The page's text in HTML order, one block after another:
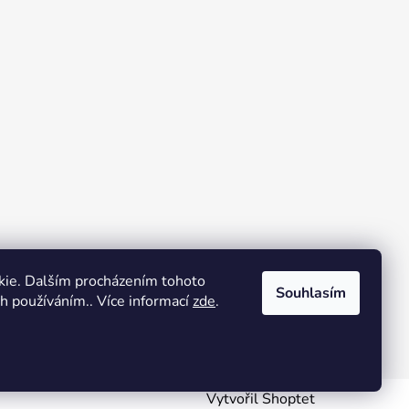
Dalším procházením tohoto
používáním.. Více informacízde. Souhlasím
Vytvořil Shoptet